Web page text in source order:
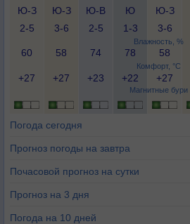
Влажность, %
Комфорт, °C
Магнитные бури
Ю-З
2-5
Ю-З
3-6
Ю-В
2-5
Ю
1-3
Ю-З
3-6
60 58 74 78 58
+27 +27 +23 +22 +27
Погода сегодня
Прогноз погоды на завтра
Почасовой прогноз на сутки
Прогноз на 3 дня
Погода на 10 дней